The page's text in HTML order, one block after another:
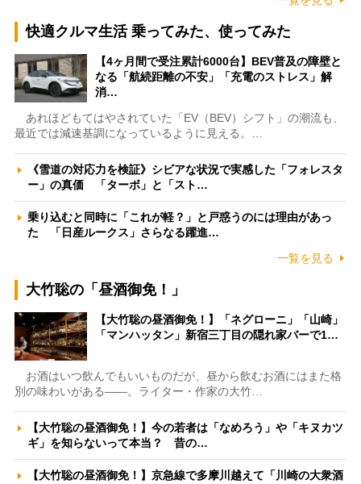
快適クルマ生活 乗ってみた、使ってみた
【4ヶ月間で受注累計6000台】BEV普及の障壁と
なる「航続距離の不安」「充電のストレス」解
消…
あれほどもてはやされていた「EV（BEV）シフト」の潮流も、
最近では減速基調になっているように見える。…
《雪道の対応力を検証》シビアな状況で実感した「フォレスタ
ー」の真価 「ターボ」と「スト…
乗り込むと同時に「これが軽？」と戸惑うのには理由があっ
た 「日産ルークス」さらなる躍進…
一覧を見る
大竹聡の「昼酒御免！」
【大竹聡の昼酒御免！】「ネグローニ」「山崎」
「マンハッタン」新宿三丁目の隠れ家バーで1…
お酒はいつ飲んでもいいものだが、昼から飲むお酒にはまた格
別の味わいがある――。ライター・作家の大竹…
【大竹聡の昼酒御免！】今の若者は「なめろう」や「キヌカツ
ギ」を知らないって本当？ 昔の…
【大竹聡の昼酒御免！】京急線で多摩川越えて「川崎の大衆酒